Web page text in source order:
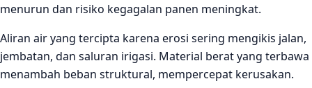
menurun dan risiko kegagalan panen meningkat.
Aliran air yang tercipta karena erosi sering mengikis jalan,
jembatan, dan saluran irigasi. Material berat yang terbawa
menambah beban struktural, mempercepat kerusakan.